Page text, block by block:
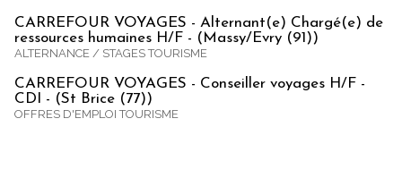
CARREFOUR VOYAGES - Alternant(e) Chargé(e) de
ressources humaines H/F - (Massy/Evry (91))
ALTERNANCE / STAGES TOURISME
CARREFOUR VOYAGES - Conseiller voyages H/F -
CDI - (St Brice (77))
OFFRES D'EMPLOI TOURISME